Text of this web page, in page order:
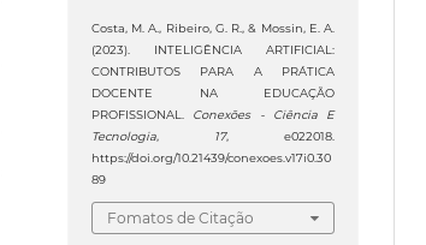
Costa, M. A., Ribeiro, G. R., & Mossin, E. A.
(2023). INTELIGÊNCIA ARTIFICIAL:
CONTRIBUTOS PARA A PRÁTICA
DOCENTE NA EDUCAÇÃO
PROFISSIONAL. Conexões - Ciência E
Tecnologia, 17, e022018.
https://doi.org/10.21439/conexoes.v17i0.30
89
Fomatos de Citação